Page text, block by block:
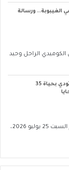
سيف بعد 73 يومًا في الغيبوبة.. ورسالة
الكوميدي الراحل وحيد
فاجعة على طريق دير الزور–دمشق تودي بحياة 35
شهد طريق دير الزور–دمشق، اليوم السبت 25 يوليو 2026،